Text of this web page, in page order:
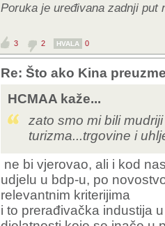
Poruka je uređivana zadnji put
3 2 HVALA 0
Re: Što ako Kina
HCMAA kaže...
zato smo mi bili
turizma...trgovine i
ne bi vjerovao, ali i kod
udjelu u bdp-u, po
relevantnim kriterijima
i to prerađivačka industija